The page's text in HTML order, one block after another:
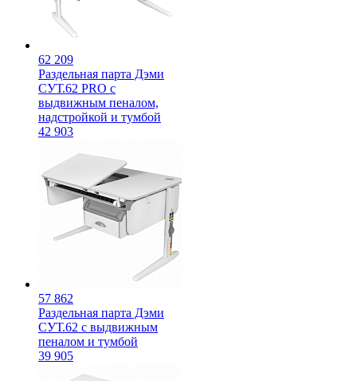
62 209
Раздельная парта Дэми
СУТ.62 PRO с
выдвижным пеналом,
надстройкой и тумбой
42 903
57 862
Раздельная парта Дэми
СУТ.62 с выдвижным
пеналом и тумбой
39 905